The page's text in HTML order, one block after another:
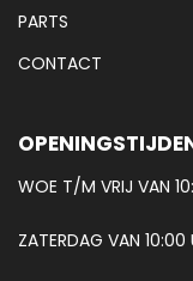
PARTS
CONTACT
WOE T/M VRIJ VAN
ZATERDAG VAN